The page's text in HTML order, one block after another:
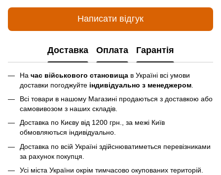
Написати відгук
Доставка Оплата Гарантія
На час військового становища в Україні всі умови
доставки погоджуйте індивідуально з менеджером
Всі товари в нашому Магазині продаються з доставкою або
самовивозом з наших складів.
Доставка по Києву від 1200 грн., за межі Київ
обмовляються індивідуально.
Доставка по всій Україні здійснюватиметься перевізниками
за рахунок покупця.
Усі міста України окрім тимчасово окупованих територій.